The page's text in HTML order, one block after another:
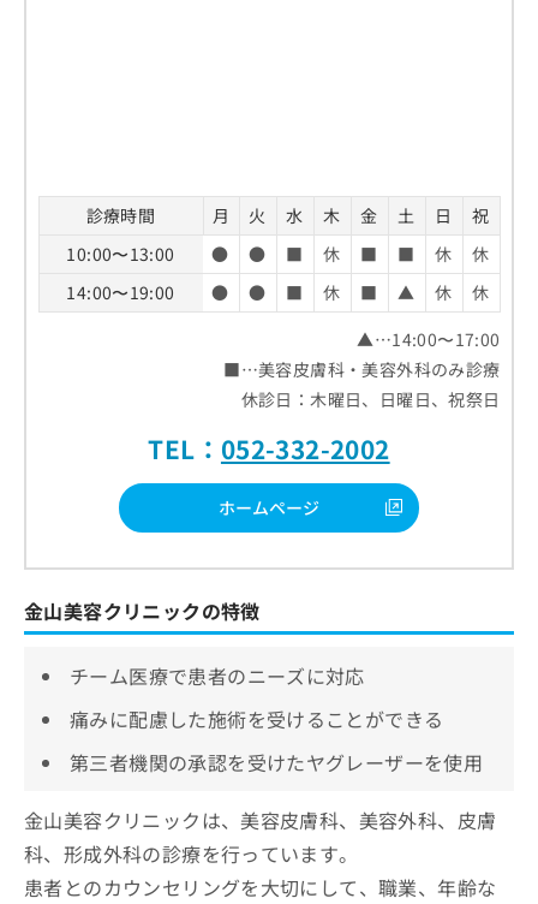
診療時間 月 火 水 木 金 土 日
祝
10:00〜13:00
● ● ■ 休 ■ ■ 休
休
14:00〜19:00
● ● ■ 休 ■ ▲ 休
休
▲…14:00〜17:00
■…美容皮膚科・美容外科のみ診療
休診日：木曜日、日曜日、祝祭日
TEL： 052-332-2002
ホームページ
金山美容クリニックの特徴
チーム医療で患者のニーズに対応
痛みに配慮した施術を受けることができる
第三者機関の承認を受けたヤグレーザーを使用
金山美容クリニックは、美容皮膚科、美容外科、皮膚
科、形成外科の診療を行っています。
患者とのカウンセリングを大切にして、職業、年齢な